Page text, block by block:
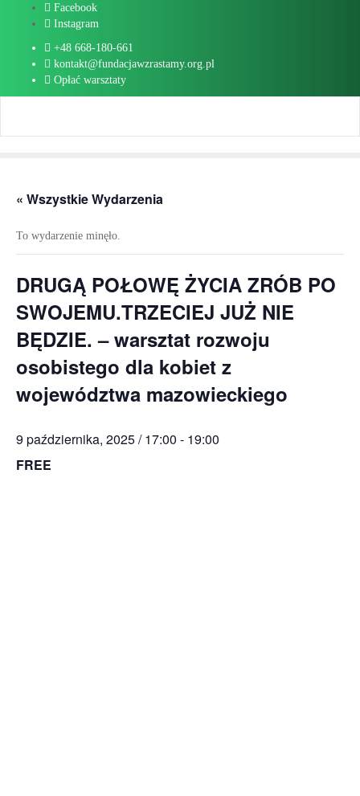
Facebook
Instagram
+48 668-180-661
kontakt@fundacjawzrastamy.org.pl
Opłać warsztaty
« Wszystkie Wydarzenia
To wydarzenie minęło.
DRUGĄ POŁOWĘ ŻYCIA ZRÓB PO
SWOJEMU.TRZECIEJ JUŻ NIE
BĘDZIE. – warsztat rozwoju
osobistego dla kobiet z
województwa mazowieckiego
9 października, 2025 / 17:00 - 19:00
FREE